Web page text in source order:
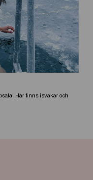
Här finns isvakar och